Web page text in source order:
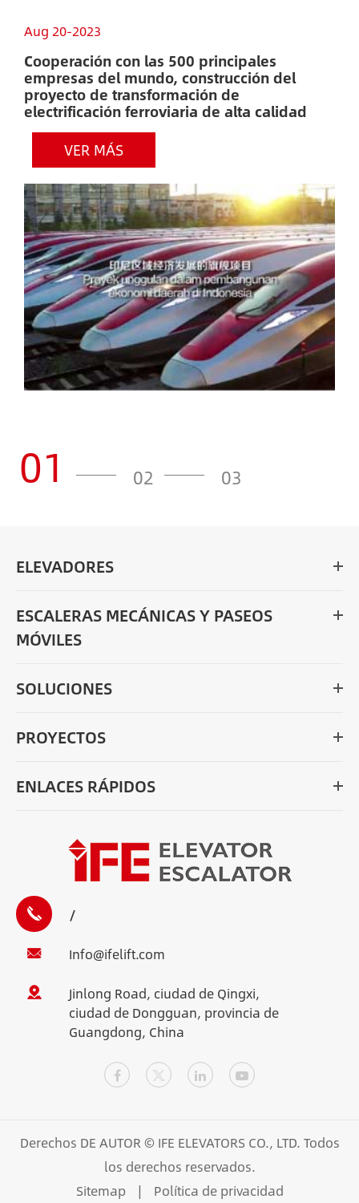
Aug 20-2023
Cooperación con las 500 principales
empresas del mundo, construcción del
proyecto de transformación de
electrificación ferroviaria de alta calidad
VER MÁS
01 02 03
ELEVADORES
ESCALERAS MECÁNICAS Y PASEOS
MÓVILES
SOLUCIONES
PROYECTOS
ENLACES RÁPIDOS
/
Info@ifelift.com
Jinlong Road, ciudad de Qingxi,
ciudad de Dongguan, provincia de
Guangdong, China
Derechos DE AUTOR © IFE ELEVATORS CO., LTD. Todos
los derechos reservados.
Sitemap
| Política de privacidad